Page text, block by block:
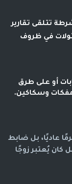
تتلقى تقارير
في ظروف
أو على طرق
وسكاكين.
عاديًا، بل ضابط
يُعتبر زوجًا